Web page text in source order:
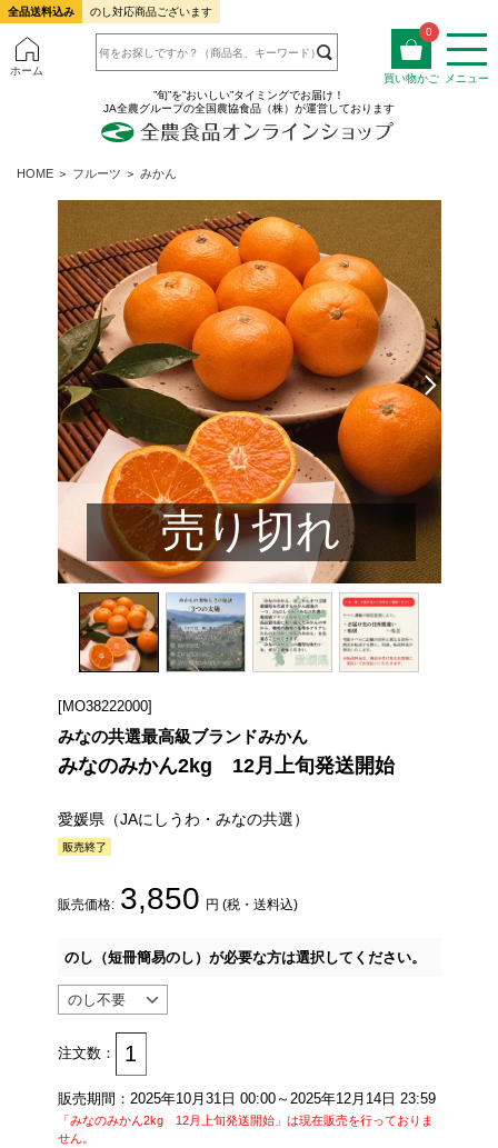
全品送料込み のし対応商品ございます
ホーム
0
買い物かご
メニュー
”旬”を”おいしい”タイミングでお届け！
JA全農グループの全国農協食品（株）が運営しております
HOME ＞ フルーツ ＞ みかん
売り切れ
[MO38222000]
みなの共選最高級ブランドみかん
みなのみかん2kg 12月上旬発送開始
愛媛県（JAにしうわ・みなの共選）
販売価格: 3,850 円 (税・送料込)
のし（短冊簡易のし）が必要な方は選択してください。
注文数：
販売期間：2025年10月31日 00:00～2025年12月14日 23:59
「みなのみかん2kg 12月上旬発送開始」は現在販売を行っておりま
せん。